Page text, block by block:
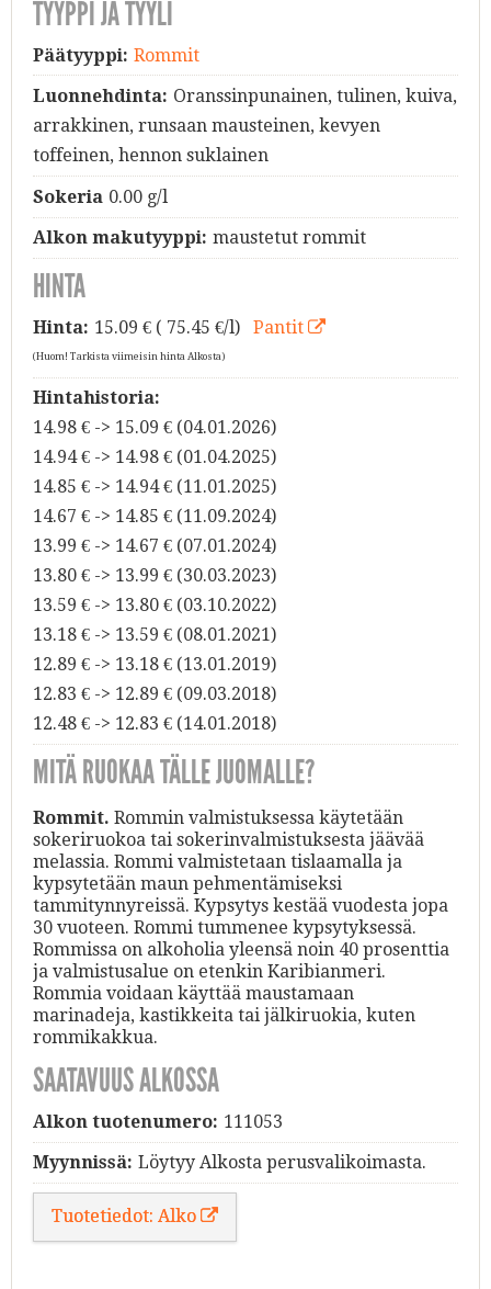
TYYPPI JA TYYLI
Päätyyppi: Rommit
Luonnehdinta: Oranssinpunainen, tulinen, kuiva,
arrakkinen, runsaan mausteinen, kevyen
toffeinen, hennon suklainen
Sokeria 0.00 g/l
Alkon makutyyppi: maustetut rommit
HINTA
Hinta: 15.09 € ( 75.45 €/l) Pantit
(Huom! Tarkista viimeisin hinta Alkosta)
Hintahistoria:
14.98 € -> 15.09 € (04.01.2026)
14.94 € -> 14.98 € (01.04.2025)
14.85 € -> 14.94 € (11.01.2025)
14.67 € -> 14.85 € (11.09.2024)
13.99 € -> 14.67 € (07.01.2024)
13.80 € -> 13.99 € (30.03.2023)
13.59 € -> 13.80 € (03.10.2022)
13.18 € -> 13.59 € (08.01.2021)
12.89 € -> 13.18 € (13.01.2019)
12.83 € -> 12.89 € (09.03.2018)
12.48 € -> 12.83 € (14.01.2018)
MITÄ RUOKAA TÄLLE JUOMALLE?
Rommit. Rommin valmistuksessa käytetään
sokeriruokoa tai sokerinvalmistuksesta jäävää
melassia. Rommi valmistetaan tislaamalla ja
kypsytetään maun pehmentämiseksi
tammitynnyreissä. Kypsytys kestää vuodesta jopa
30 vuoteen. Rommi tummenee kypsytyksessä.
Rommissa on alkoholia yleensä noin 40 prosenttia
ja valmistusalue on etenkin Karibianmeri.
Rommia voidaan käyttää maustamaan
marinadeja, kastikkeita tai jälkiruokia, kuten
rommikakkua.
SAATAVUUS ALKOSSA
Alkon tuotenumero: 111053
Myynnissä: Löytyy Alkosta perusvalikoimasta.
Tuotetiedot: Alko